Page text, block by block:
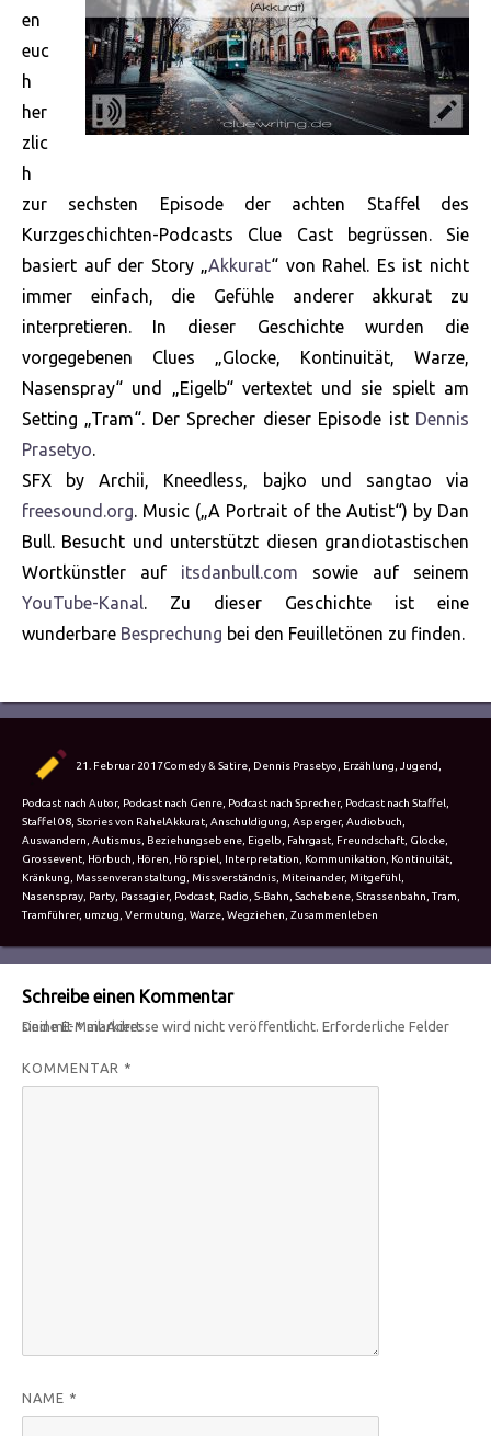
en
euc
h
her
zlic
h
zur sechsten Episode der achten Staffel des
Kurzgeschichten-Podcasts Clue Cast begrüssen. Sie
basiert auf der Story „Akkurat“ von Rahel. Es ist nicht
immer einfach, die Gefühle anderer akkurat zu
interpretieren. In dieser Geschichte wurden die
vorgegebenen Clues „Glocke, Kontinuität, Warze,
Nasenspray“ und „Eigelb“ vertextet und sie spielt am
Setting „Tram“. Der Sprecher dieser Episode ist Dennis
Prasetyo.
SFX by Archii, Kneedless, bajko und sangtao via
freesound.org. Music („A Portrait of the Autist“) by Dan
Bull. Besucht und unterstützt diesen grandiotastischen
Wortkünstler auf itsdanbull.com sowie auf seinem
YouTube-Kanal. Zu dieser Geschichte ist eine
wunderbare Besprechung bei den Feuilletönen zu finden.
am
21. Februar 2017Comedy & Satire, Dennis Prasetyo, Erzählung, Jugend,
Podcast nach Autor, Podcast nach Genre, Podcast nach Sprecher, Podcast nach Staffel,
Staffel 08, Stories von RahelSchlagwörter
Akkurat, Anschuldigung, Asperger, Audiobuch,
Auswandern, Autismus, Beziehungsebene, Eigelb, Fahrgast, Freundschaft, Glocke,
Grossevent, Hörbuch, Hören, Hörspiel, Interpretation, Kommunikation, Kontinuität,
Kränkung, Massenveranstaltung, Missverständnis, Miteinander, Mitgefühl,
Nasenspray, Party, Passagier, Podcast, Radio, S-Bahn, Sachebene, Strassenbahn,Tram,
Tramführer, umzug, Vermutung, Warze, Wegziehen, Zusammenleben
Schreibe einen Kommentar
Deine E-Mail-Adresse wird nicht veröffentlicht.
Erforderliche Felder sind mit*markiert
KOMMENTAR *
NAME *